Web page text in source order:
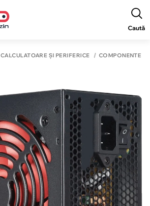
Caută
CALCULATOARE ȘI PERIFERICE COMPONENTE